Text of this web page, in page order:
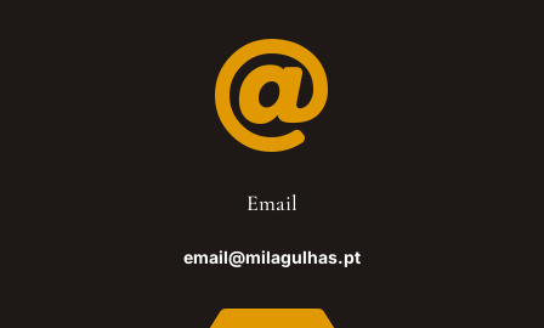

Email
email@milagulhas.pt